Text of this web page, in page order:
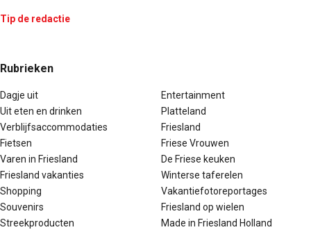
Tip de redactie
Rubrieken
Dagje uit
Uit eten en drinken
Verblijfsaccommodaties
Fietsen
Varen in Friesland
Friesland vakanties
Shopping
Souvenirs
Streekproducten
Entertainment
Platteland
Friesland
Friese Vrouwen
De Friese keuken
Winterse taferelen
Vakantiefotoreportages
Friesland op wielen
Made in Friesland Holland